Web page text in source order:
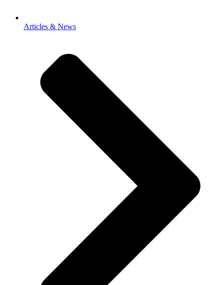
Articles & News